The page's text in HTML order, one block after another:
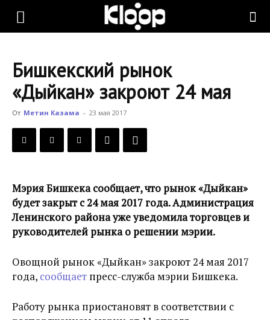
KLOOP.KG
Новости
Бишкекский рынок
«Дыйкан» закроют 24 мая
От Метин Казама - 23 мая 2017
Мэрия Бишкека сообщает, что рынок «Дыйкан»
будет закрыт с 24 мая 2017 года. Администрация
Ленинского района уже уведомила торговцев и
руководителей рынка о решении мэрии.
Овощной рынок «Дыйкан» закроют 24 мая 2017
года, сообщает пресс-служба мэрии Бишкека.
Работу рынка приостановят в соответствии с